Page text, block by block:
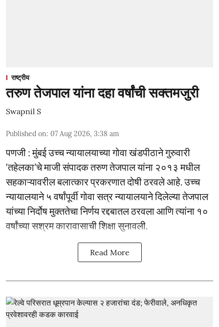
राष्ट्रीय
तरुण तेजपाल यांना दहा वर्षांची सक्तमजुरी
Swapnil S
Published on: 07 Aug 2026, 3:38 am
पणजी : मुंबई उच्च न्यायालयाच्या गोवा खंडपीठाने गुरुवारी
‘तहेलका’चे माजी संपादक तरुण तेजपाल यांना २०१३ मधील
सहकाऱ्यावरील बलात्कार प्रकरणात दोषी ठरवले आहे. उच्च
न्यायालयाने ५ वर्षांपूर्वी गोवा सत्र न्यायालयाने दिलेल्या तेजपाल
यांच्या निर्दोष मुक्ततेचा निर्णय रद्दबातल ठरवला आणि त्यांना १०
वर्षांच्या सश्रम कारावासाची शिक्षा सुनावली.
Read More